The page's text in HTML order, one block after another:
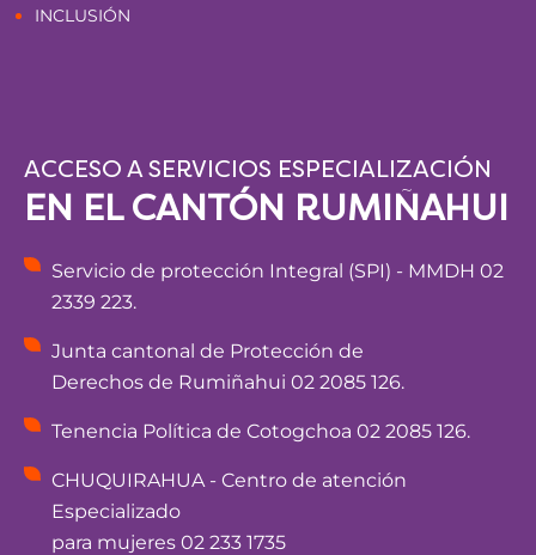
INCLUSIÓN
ACCESO A SERVICIOS ESPECIALIZACIÓN
EN EL CANTÓN RUMIÑAHUI
Servicio de protección Integral (SPI) - MMDH 02
2339 223.
Junta cantonal de Protección de
Derechos de Rumiñahui 02 2085 126.
Tenencia Política de Cotogchoa 02 2085 126.
CHUQUIRAHUA - Centro de atención
Especializado
para mujeres 02 233 1735